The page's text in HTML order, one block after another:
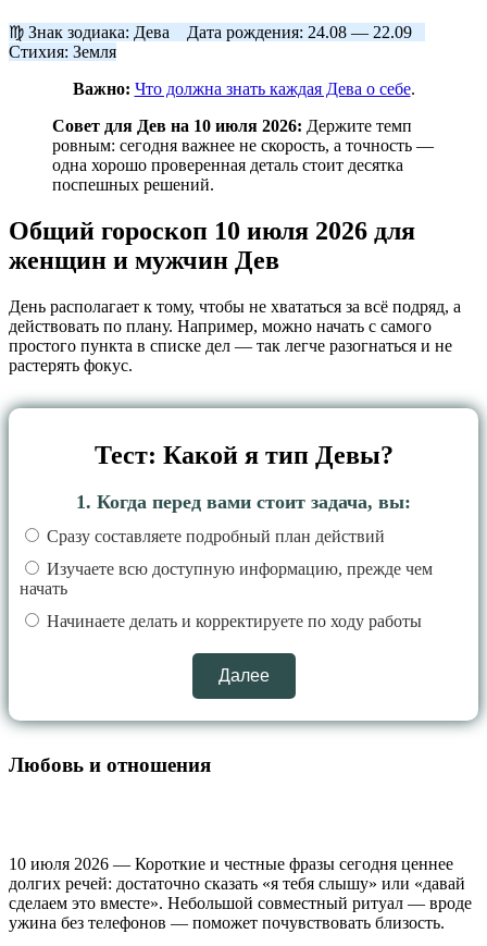
♍ Знак зодиака: Дева Дата рождения: 24.08 — 22.09
Стихия: Земля
Важно: Что должна знать каждая Дева о себе.
Совет для Дев на 10 июля 2026: Держите темп
ровным: сегодня важнее не скорость, а точность —
одна хорошо проверенная деталь стоит десятка
поспешных решений.
Общий гороскоп 10 июля 2026 для
женщин и мужчин Дев
День располагает к тому, чтобы не хвататься за всё подряд, а
действовать по плану. Например, можно начать с самого
простого пункта в списке дел — так легче разогнаться и не
растерять фокус.
Тест: Какой я тип Девы?
1. Когда перед вами стоит задача, вы:
Сразу составляете подробный план действий
Изучаете всю доступную информацию, прежде чем
начать
Начинаете делать и корректируете по ходу работы
Далее
Любовь и отношения
10 июля 2026 — Короткие и честные фразы сегодня ценнее
долгих речей: достаточно сказать «я тебя слышу» или «давай
сделаем это вместе». Небольшой совместный ритуал — вроде
ужина без телефонов — поможет почувствовать близость.